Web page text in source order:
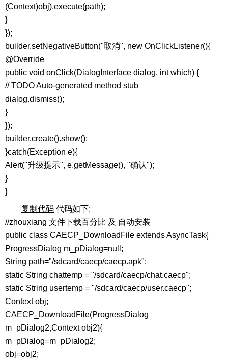
(Context)obj).execute(path);
}
});
builder.setNegativeButton("取消", new OnClickListener(){
@Override
public void onClick(DialogInterface dialog, int which) {
// TODO Auto-generated method stub
dialog.dismiss();
}
});
builder.create().show();
}catch(Exception e){
Alert("升级提示", e.getMessage(), "确认");
}
}
复制代码 代码如下:
//zhouxiang 文件下载百分比 及 自动安装
public class CAECP_DownloadFile extends AsyncTask{
ProgressDialog m_pDialog=null;
String path="/sdcard/caecp/caecp.apk";
static String chattemp = "/sdcard/caecp/chat.caecp";
static String usertemp = "/sdcard/caecp/user.caecp";
Context obj;
CAECP_DownloadFile(ProgressDialog
m_pDialog2,Context obj2){
m_pDialog=m_pDialog2;
obj=obj2;